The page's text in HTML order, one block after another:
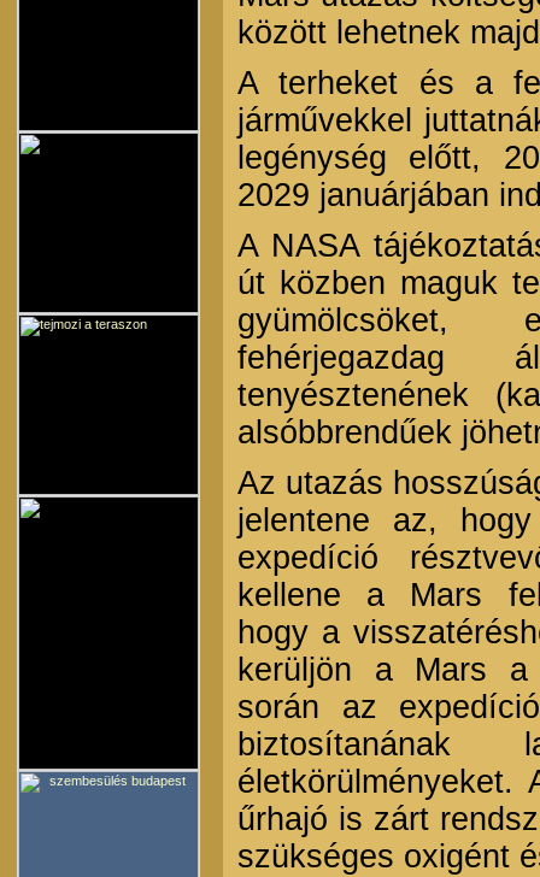
között lehetnek
A terheket és a
járművekkel
legénység előtt,
2029 januárjában
A NASA
út közben maguk
fehérjegazdag
tenyésztenének
alsóbbrendűek
Az utazás
jelentene az,
expedíció
kellene a Mars
hogy a
kerüljön a Mars a
során az
biztosítanának
űrhajó is zárt
szükséges oxigént